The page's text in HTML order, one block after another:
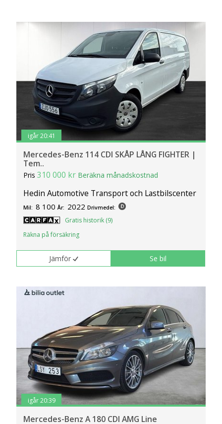
igår 20:41
Mercedes-Benz 114 CDI SKÅP LÅNG FIGHTER |
Tem..
Pris310 000 kr Beräkna månadskostnad
Hedin Automotive Transport och Lastbilscenter
Mil: 8 100 År: 2022 Drivmedel:
Gratis historik (9)
Räkna på försäkring
Jämför Se bil
igår 20:39
Mercedes-Benz A 180 CDI AMG Line